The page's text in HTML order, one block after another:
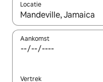
Locatie
Wanneer er resultaten
Aankomst
Vertrek